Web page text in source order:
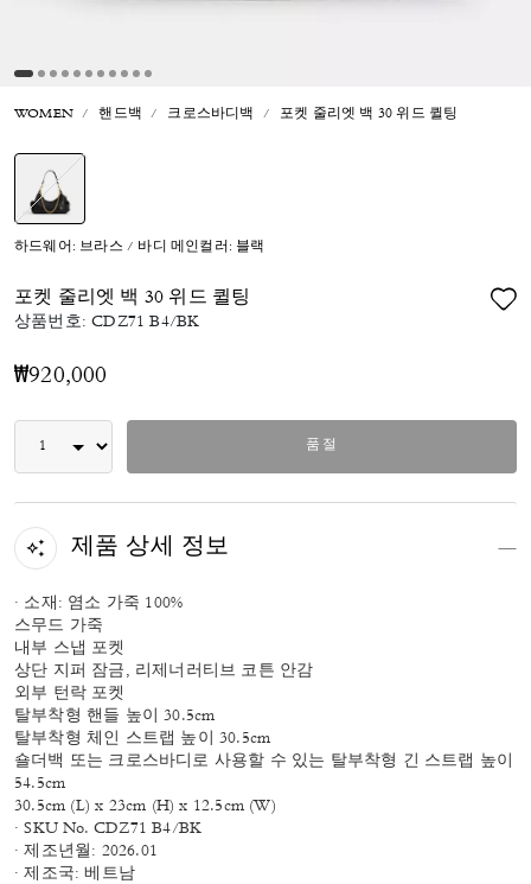
WOMEN 핸드백 크로스바디백 포켓 줄리엣 백 30 위드 퀼팅
하드웨어: 브라스 / 바디 메인컬러: 블랙
포켓 줄리엣 백 30 위드 퀼팅
상품번호:CDZ71 B4/BK
₩920,000
품절
제품 상세 정보
· 소재: 염소 가죽 100%
스무드 가죽
내부 스냅 포켓
상단 지퍼 잠금, 리제너러티브 코튼 안감
외부 턴락 포켓
탈부착형 핸들 높이 30.5cm
탈부착형 체인 스트랩 높이 30.5cm
숄더백 또는 크로스바디로 사용할 수 있는 탈부착형 긴 스트랩 높이
54.5cm
30.5cm (L) x 23cm (H) x 12.5cm (W)
· SKU No. CDZ71 B4/BK
· 제조년월: 2026.01
· 제조국: 베트남